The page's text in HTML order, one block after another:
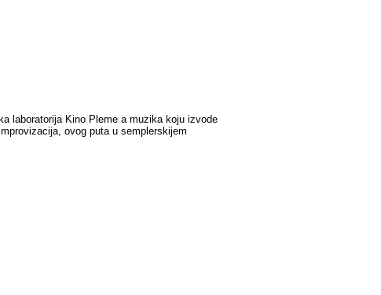
laboratorija Kino Pleme a muzika koju izvode
ovog puta u semplerskijem